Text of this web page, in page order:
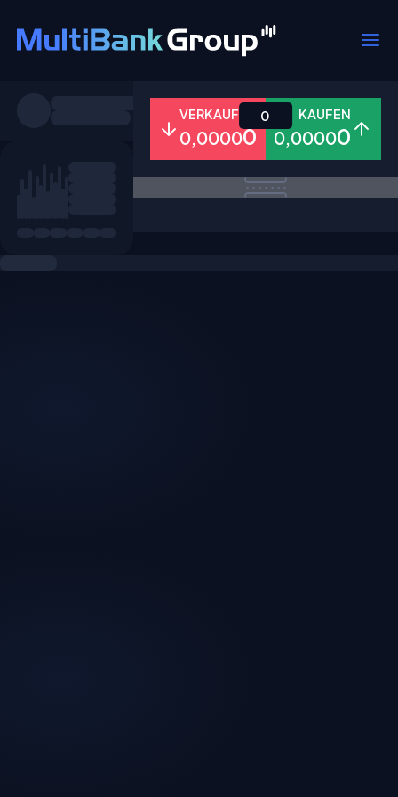
Alle Forex Metalle Aktien
VERKAUFEN
0,00000
KAUFEN
0,00000
0